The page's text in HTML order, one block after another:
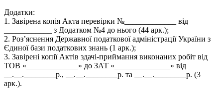
Додатки:
1. Завірена копія Акта перевірки №_____________ від
____________ з Додатком №4 до нього (44 арк.);
2. Роз’яснення Державної податкової адміністрації України з
Єдиної бази податкових знань (1 арк.);
3. Завірені копії Актів здачі-приймання виконаних робіт від
ТОВ «_____________» до ЗАТ «______________» від
__.__.________р., __.__.________р. та __.__.________р. (3
арк.).